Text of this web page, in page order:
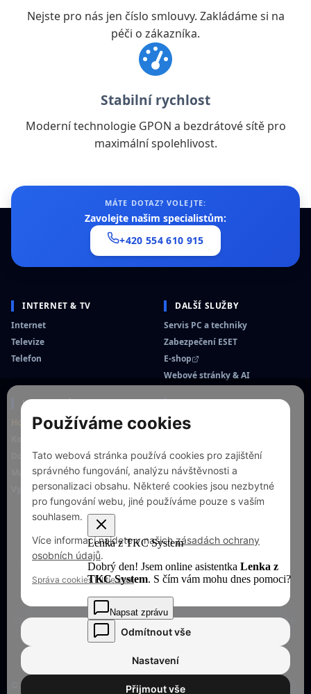
Nejste pro nás jen číslo smlouvy. Zakládáme si na
péči o zákazníka.
Stabilní rychlost
Moderní technologie GPON a bezdrátové sítě pro
maximální spolehlivost.
MÁTE DOTAZ? VOLEJTE:
Zavolejte našim specialistům:
+420 554 610 915
INTERNET & TV
Internet
Televize
Telefon
DALŠÍ SLUŽBY
Servis PC a techniky
Zabezpečení ESET
E-shop
Webové stránky & AI
KLIENTSKÁ PODPORA
Hotline +420 773 030 031
Dokumenty
Mapa pokrytí
Vyjádření k existenci sítí
TKC SYSTEM S.R.O.
Prodejna Krnov
794 01 Krnov
Otevírací doba prodejny:
Po – Pá: 9:00 – 16:00
So – Ne: Zavřeno
ZÁSADY OCHRANY OSOBNÍCH
ÚDAJŮ
NAŠE SILNÁ PARTNERSTVÍ:
Služby TKC System podporují prověření lídři na trhu
WHALEBONE RIPE NCC HEWLETT PACKARD
© 2026 TKC system s.r.o. Všechna práva vyhrazena. Webový
Používáme cookies
Tato webová stránka používá cookies pro zajištění
správného fungování, analýzu návštěvnosti a
personalizaci obsahu. Některé cookies jsou nezbytné
pro fungování webu, jiné používáme pouze s vaším
souhlasem.
Více informací najdete v našich zásadách ochrany
osobních údajů.
Správa cookies Ellitie.com
Odmítnout vše
Nastavení
Přijmout vše